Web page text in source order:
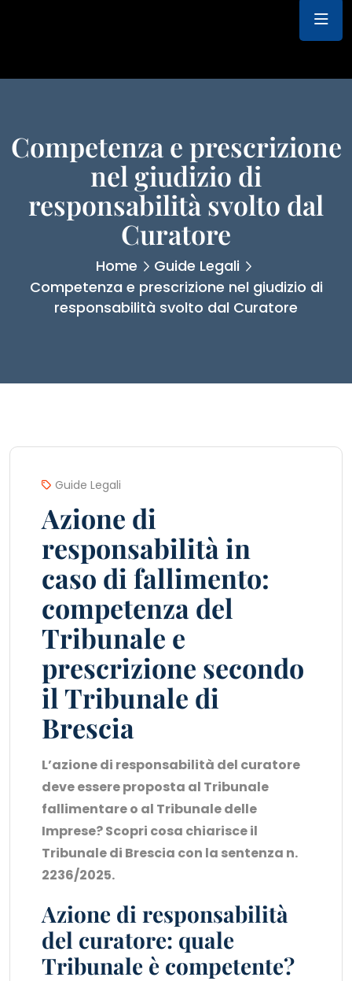
Competenza e prescrizione
nel giudizio di
responsabilità svolto dal
Curatore
Home
Guide Legali
Competenza e prescrizione nel giudizio di
responsabilità svolto dal Curatore
Guide Legali
Azione di
responsabilità in
caso di fallimento:
competenza del
Tribunale e
prescrizione secondo
il Tribunale di
Brescia
L’azione di responsabilità del curatore
deve essere proposta al Tribunale
fallimentare o al Tribunale delle
Imprese? Scopri cosa chiarisce il
Tribunale di Brescia con la sentenza n.
2236/2025.
Azione di responsabilità
del curatore: quale
Tribunale è competente?